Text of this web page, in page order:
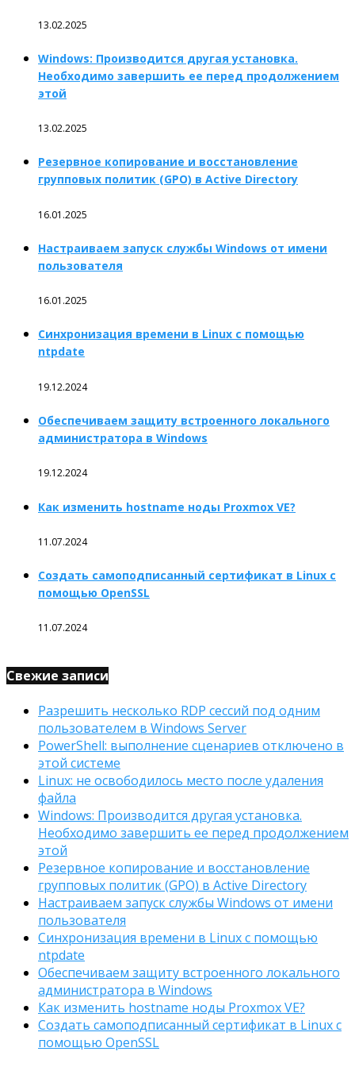
13.02.2025
Windows: Производится другая установка.
Необходимо завершить ее перед продолжением
этой
13.02.2025
Резервное копирование и восстановление
групповых политик (GPO) в Active Directory
16.01.2025
Настраиваем запуск службы Windows от имени
пользователя
16.01.2025
Синхронизация времени в Linux с помощью
ntpdate
19.12.2024
Обеспечиваем защиту встроенного локального
администратора в Windows
19.12.2024
Как изменить hostname ноды Proxmox VE?
11.07.2024
Создать самоподписанный сертификат в Linux с
помощью OpenSSL
11.07.2024
Свежие записи
Разрешить несколько RDP сессий под одним
пользователем в Windows Server
PowerShell: выполнение сценариев отключено в
этой системе
Linux: не освободилось место после удаления
файла
Windows: Производится другая установка.
Необходимо завершить ее перед продолжением
этой
Резервное копирование и восстановление
групповых политик (GPO) в Active Directory
Настраиваем запуск службы Windows от имени
пользователя
Синхронизация времени в Linux с помощью
ntpdate
Обеспечиваем защиту встроенного локального
администратора в Windows
Как изменить hostname ноды Proxmox VE?
Создать самоподписанный сертификат в Linux с
помощью OpenSSL